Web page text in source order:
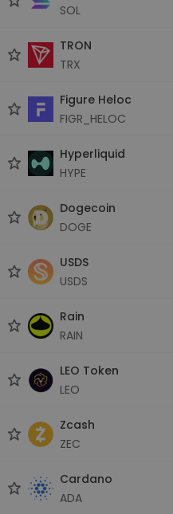
SOL
TRON
TRX
Figure Heloc
FIGR_HELOC
Hyperliquid
HYPE
Dogecoin
DOGE
USDS
USDS
Rain
RAIN
LEO Token
LEO
Zcash
ZEC
Cardano
ADA